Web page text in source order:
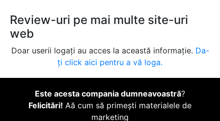
Review-uri pe mai multe site-uri
web
Doar userii logați au acces la această informație. Da-
ți click aici pentru a vă loga.
Este acesta compania dumneavoastră?
Felicitări! Aă cum să primești materialele de
marketing